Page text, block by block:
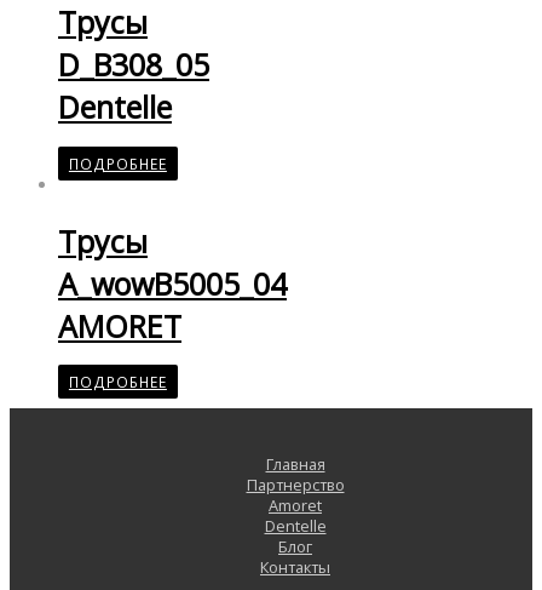
Трусы
D_B308_05
Dentelle
ПОДРОБНЕЕ
Трусы
A_wowB5005_04
AMORET
ПОДРОБНЕЕ
Главная
Партнерство
Amoret
Dentelle
Блог
Контакты